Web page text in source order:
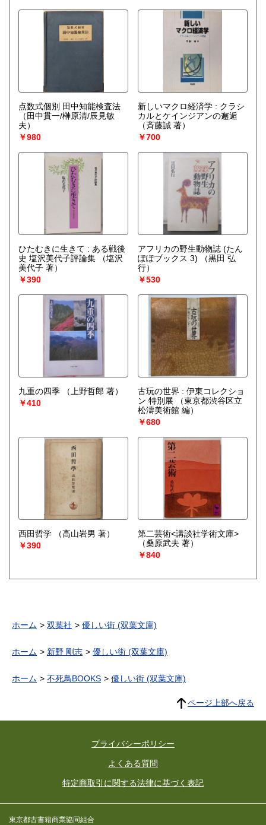
点数式個別 田中知能検査法
（田中貫一/榊原清/辰見敏
夫）
￥980
新しいマクロ経済学 : クラシ
カルとケインジアンの邂逅
（斉藤誠 著）
￥700
ひたむきに生きて : ある戦後
史 塩沢美代子評論集
（塩沢
美代子 著）
￥390
アフリカの野生動物誌 (たん
ぽぽブックス 3)
（黒田 弘
行）
￥530
九重の四季
（上野哲郎 著）
￥410
古玩の世界 : 伊東コレクショ
ン 特別展
（東京都渋谷区立
松濤美術館 編）
￥680
西田哲学
（高山岩男 著）
￥390
第二芸術<講談社学術文庫>
（桑原武夫 著）
￥840
ホーム 双葉社 優しい街 (双葉文庫)
ホーム 新野 剛志 優しい街 (双葉文庫)
ホーム 不死鳥BOOKS 優しい街 (双葉文庫)
ページ上部へ戻る
プライバシーポリシー
よくある質問
特定商取引に関する法律に基づく表記
東京都古書籍商業協同組合